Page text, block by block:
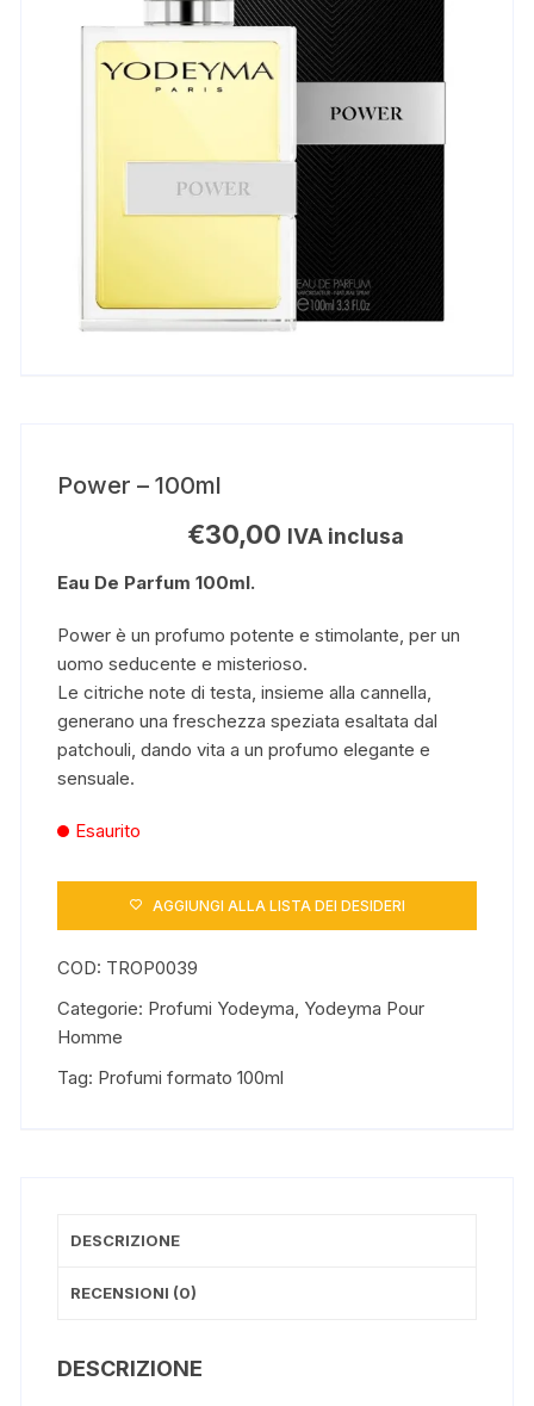
Power – 100ml
€30,00 IVA inclusa
Eau De Parfum 100ml.
Power è un profumo potente e stimolante, per un
uomo seducente e misterioso.
Le citriche note di testa, insieme alla cannella,
generano una freschezza speziata esaltata dal
patchouli, dando vita a un profumo elegante e
sensuale.
Esaurito
AGGIUNGI ALLA LISTA DEI DESIDERI
COD: TROP0039
Categorie: Profumi Yodeyma, Yodeyma Pour
Homme
Tag: Profumi formato 100ml
DESCRIZIONE
RECENSIONI (0)
DESCRIZIONE